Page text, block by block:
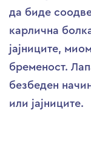
да биде
карлична
јајниците,
бременост.
безбеден
или јајниците.